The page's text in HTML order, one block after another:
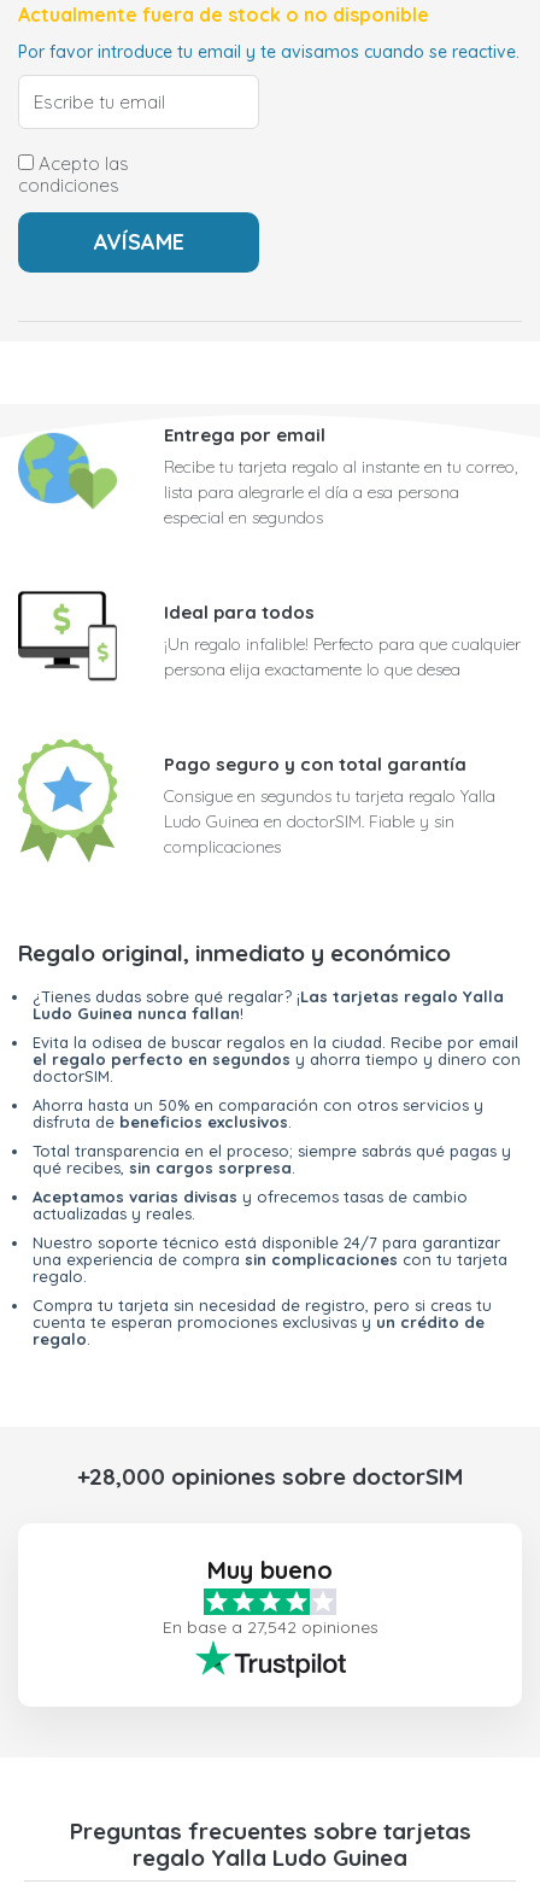
Actualmente fuera de stock o no disponible
Por favor introduce tu email y te avisamos cuando se reactive.
Acepto las
condiciones
Entrega por email
Recibe tu tarjeta regalo al instante en tu correo,
lista para alegrarle el día a esa persona
especial en segundos
Ideal para todos
¡Un regalo infalible! Perfecto para que cualquier
persona elija exactamente lo que desea
Pago seguro y con total garantía
Consigue en segundos tu tarjeta regalo Yalla
Ludo Guinea en doctorSIM. Fiable y sin
complicaciones
Regalo original, inmediato y económico
¿Tienes dudas sobre qué regalar? ¡Las tarjetas regalo Yalla
Ludo Guinea nunca fallan!
Evita la odisea de buscar regalos en la ciudad. Recibe por email
el regalo perfecto en segundos y ahorra tiempo y dinero con
doctorSIM.
Ahorra hasta un 50% en comparación con otros servicios y
disfruta de beneficios exclusivos
Total transparencia en el proceso; siempre sabrás qué pagas y
qué recibes, sin cargos sorpresa
Aceptamos varias divisas y ofrecemos tasas de cambio
actualizadas y reales.
Nuestro soporte técnico está disponible 24/7 para garantizar
una experiencia de compra sin complicaciones con tu tarjeta
regalo.
Compra tu tarjeta sin necesidad de registro, pero si creas tu
cuenta te esperan promociones exclusivas y un crédito de
regalo
+28,000 opiniones sobre doctorSIM
Muy bueno
En base a 27,542 opiniones
Preguntas frecuentes sobre tarjetas
regalo Yalla Ludo Guinea